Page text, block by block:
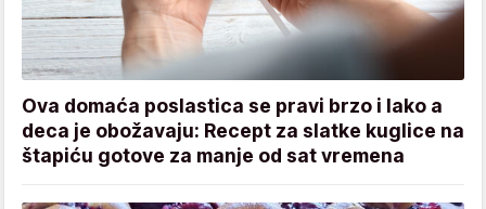
Ova domaća poslastica se pravi brzo i lako a
deca je obožavaju: Recept za slatke kuglice na
štapiću gotove za manje od sat vremena